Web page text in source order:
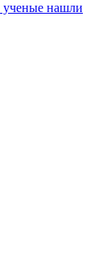
ученые нашли